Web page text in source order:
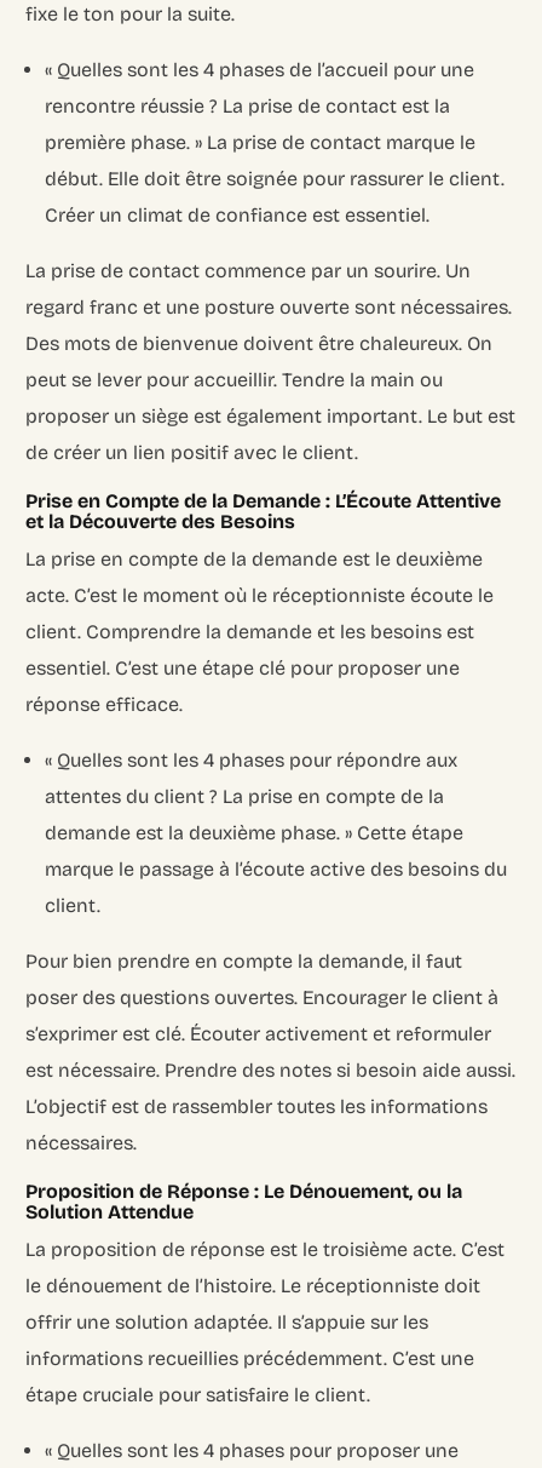
fixe le ton pour la suite.
« Quelles sont les 4 phases de l’accueil pour une
rencontre réussie ? La prise de contact est la
première phase. » La prise de contact marque le
début. Elle doit être soignée pour rassurer le client.
Créer un climat de confiance est essentiel.
La prise de contact commence par un sourire. Un
regard franc et une posture ouverte sont nécessaires.
Des mots de bienvenue doivent être chaleureux. On
peut se lever pour accueillir. Tendre la main ou
proposer un siège est également important. Le but est
de créer un lien positif avec le client.
Prise en Compte de la Demande : L’Écoute Attentive
et la Découverte des Besoins
La prise en compte de la demande est le deuxième
acte. C’est le moment où le réceptionniste écoute le
client. Comprendre la demande et les besoins est
essentiel. C’est une étape clé pour proposer une
réponse efficace.
« Quelles sont les 4 phases pour répondre aux
attentes du client ? La prise en compte de la
demande est la deuxième phase. » Cette étape
marque le passage à l’écoute active des besoins du
client.
Pour bien prendre en compte la demande, il faut
poser des questions ouvertes. Encourager le client à
s’exprimer est clé. Écouter activement et reformuler
est nécessaire. Prendre des notes si besoin aide aussi.
L’objectif est de rassembler toutes les informations
nécessaires.
Proposition de Réponse : Le Dénouement, ou la
Solution Attendue
La proposition de réponse est le troisième acte. C’est
le dénouement de l’histoire. Le réceptionniste doit
offrir une solution adaptée. Il s’appuie sur les
informations recueillies précédemment. C’est une
étape cruciale pour satisfaire le client.
« Quelles sont les 4 phases pour proposer une